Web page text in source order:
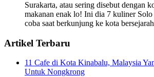
Surakarta, atau sering disebut dengan
makanan enak lo! Ini dia 7 kuliner
coba saat berkunjung ke kota
Artikel Terbaru
11 Cafe di Kota Kinabalu, Malaysia
Untuk Nongkrong